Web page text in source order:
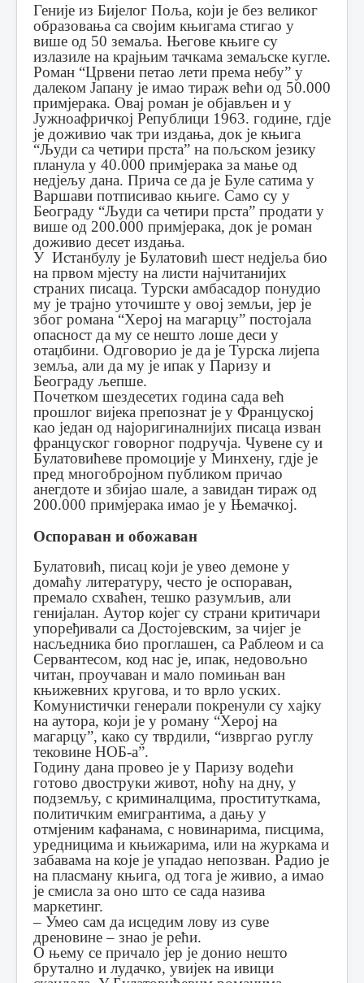
Геније из Бијелог Поља, који је без великог
образовања са својим књигама стигао у
више од 50 земаља. Његове књиге су
излазиле на крајњим тачкама земаљске кугле.
Роман “Црвени петао лети према небу” у
далеком Јапану је имао тираж већи од 50.000
примјерака. Овај роман је објављен и у
Јужноафричкој Републици 1963. године, гдје
је доживио чак три издања, док је књига
“Људи са четири прста” на пољском језику
планула у 40.000 примјерака за мање од
недјељу дана. Прича се да је Буле сатима у
Варшави потписивао књиге. Само су у
Београду “Људи са четири прста” продати у
више од 200.000 примјерака, док је роман
доживио десет издања.
У Истанбулу је Булатовић шест недјеља био
на првом мјесту на листи најчитанијих
страних писаца. Турски амбасадор понудио
му је трајно уточиште у овој земљи, јер је
због романа “Херој на магарцу” постојала
опасност да му се нешто лоше деси у
отаџбини. Одговорио је да је Турска лијепа
земља, али да му је ипак у Паризу и
Београду љепше.
Почетком шездесетих година сада већ
прошлог вијека препознат је у Француској
као један од најоригиналнијих писаца изван
француског говорног подручја. Чувене су и
Булатовићеве промоције у Минхену, гдје је
пред многобројном публиком причао
анегдоте и збијао шале, а завидан тираж од
200.000 примјерака имао је у Њемачкој.
Оспораван и обожаван
Булатовић, писац који је увео демоне у
домаћу литературу, често је оспораван,
премало схваћен, тешко разумљив, али
генијалан. Аутор којег су страни критичари
упоређивали са Достојевским, за чијег је
насљедника био проглашен, са Раблеом и са
Сервантесом, код нас је, ипак, недовољно
читан, проучаван и мало помињан ван
књижевних кругова, и то врло уских.
Комунистички генерали покренули су хајку
на аутора, који је у роману “Херој на
магарцу”, како су тврдили, “извргао руглу
тековине НОБ-а”.
Годину дана провео је у Паризу водећи
готово двоструки живот, ноћу на дну, у
подземљу, с криминалцима, проституткама,
политичким емигрантима, а дању у
отмјеним кафанама, с новинарима, писцима,
уредницима и књижарима, или на журкама и
забавама на које је упадао непозван. Радио је
на пласману књига, од тога је живио, а имао
је смисла за оно што се сада назива
маркетинг.
– Умео сам да исцедим лову из суве
дреновине – знао је рећи.
О њему се причало јер је донио нешто
брутално и лудачко, увијек на ивици